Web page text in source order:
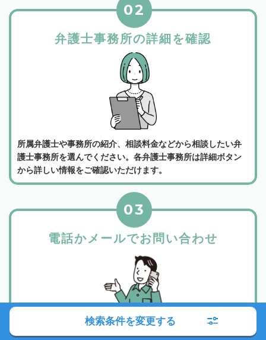
弁護士事務所の詳細を確認
02
所属弁護士や事務所の紹介、相談料金などから相談したい弁
護士事務所を選んでください。各弁護士事務所は詳細ボタン
から詳しい情報をご確認いただけます。
電話かメールでお問い合わせ
03
検索条件を変更する